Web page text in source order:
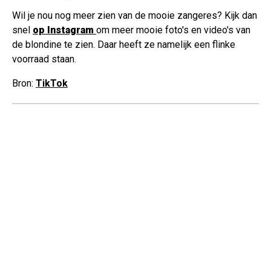
Wil je nou nog meer zien van de mooie zangeres? Kijk dan
snel op Instagram om meer mooie foto's en video's van
de blondine te zien. Daar heeft ze namelijk een flinke
voorraad staan.
Bron: TikTok